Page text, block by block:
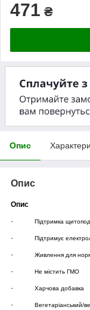
471 ₴
Опис
Опис
Опис
· Підтримка
· Підтримує
· Живлення для
· Не містить ГМО
· Харчова добавка
· Вегетаріанський/